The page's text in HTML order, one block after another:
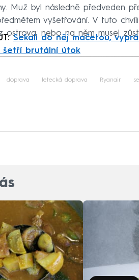
Muž byl následně předveden
vyšetřování. V tuto
ostrova, nebo na něm musel
Sekali do něj mačetou,
šetří brutální útok
doprava letecká doprava Ryanair